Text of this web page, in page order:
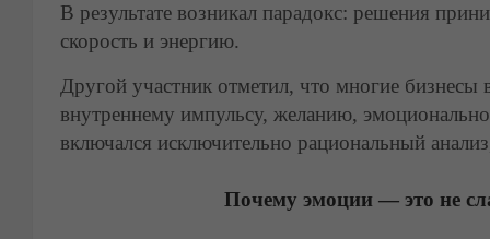
В результате возникал парадокс: решения
скорость и энергию.
Другой участник отметил, что многие
внутреннему импульсу, желанию,
включался исключительно рациональный
Почему эмоции — это не